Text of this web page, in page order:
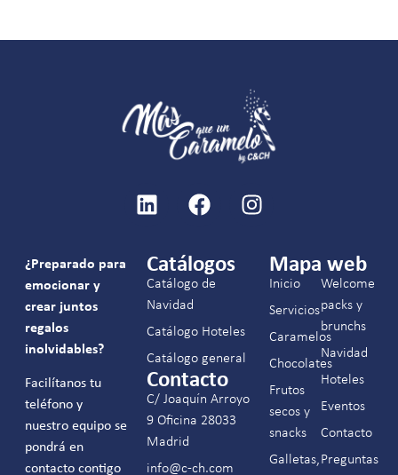
¿Preparado para
emocionar y
crear juntos
regalos
inolvidables?
Facilítanos tu
teléfono y
nuestro equipo se
pondrá en
contacto contigo
Catálogos
Catálogo de
Navidad
Catálogo Hoteles
Catálogo general
Contacto
C/ Joaquín Arroyo
9 Oficina 28033
Madrid
info@c-ch.com
Mapa web
Inicio
Servicios
Caramelos
Chocolates
Frutos
secos y
snacks
Galletas,
Welcome
packs y
brunchs
Navidad
Hoteles
Eventos
Contacto
Preguntas